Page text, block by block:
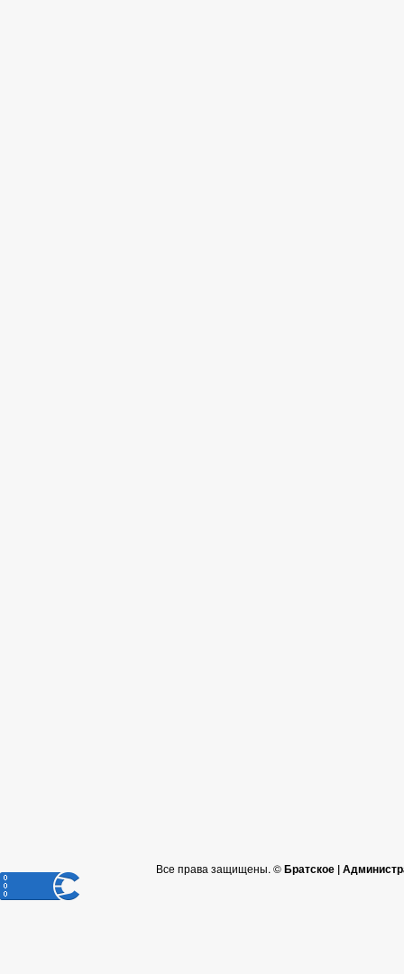
Все права защищены. ©Братское |